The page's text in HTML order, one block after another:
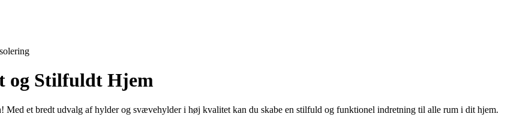
og Stilfuldt Hjem
et bredt udvalg af hylder og svævehylder i høj kvalitet kan du skabe en stilfuld og funktionel indretning til alle rum i dit hjem.